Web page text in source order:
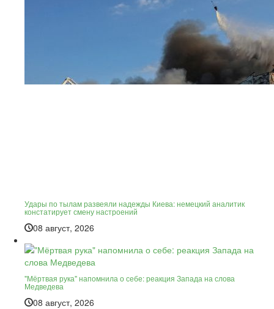
Удары по тылам развеяли надежды Киева: немецкий аналитик
констатирует смену настроений
08 август, 2026
"Мёртвая рука" напомнила о себе: реакция Запада на слова
Медведева
08 август, 2026